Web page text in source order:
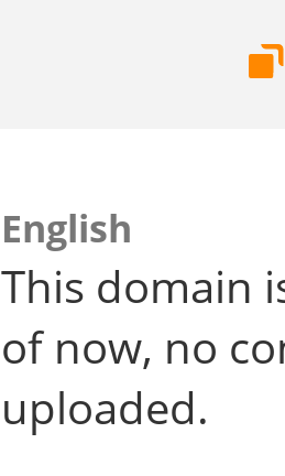
English
This domain
of now, no
uploaded.